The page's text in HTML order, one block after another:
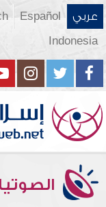
عربي Español
Indonesia